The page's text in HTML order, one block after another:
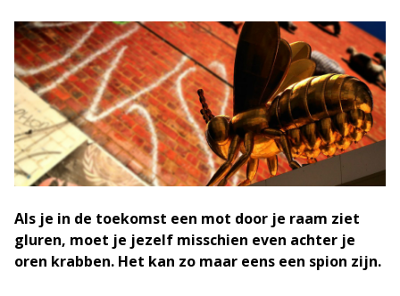
Als je in de toekomst een mot door je raam ziet
gluren, moet je jezelf misschien even achter je
oren krabben. Het kan zo maar eens een spion zijn.